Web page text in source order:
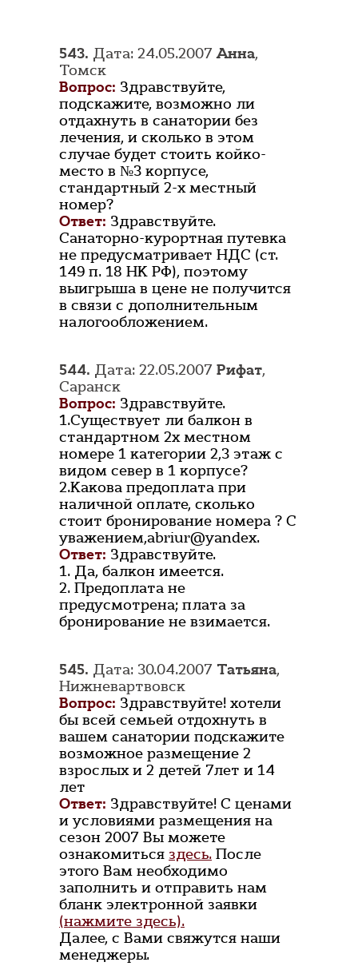
543. Дата: 24.05.2007Анна,
Томск
Вопрос: Здравствуйте,
подскажите, возможно ли
отдахнуть в санатории без
лечения, и сколько в этом
случае будет стоить койко-
место в №3 корпусе,
стандартный 2-х местный
номер?
Ответ: Здравствуйте.
Санаторно-курортная путевка
не предусматривает НДС (ст.
149 п. 18 НК РФ), поэтому
выигрыша в цене не получится
в связи с дополнительным
налогообложением.
544. Дата: 22.05.2007 Рифат,
Саранск
Вопрос: Здравствуйте.
1.Существует ли балкон в
стандартном 2х местном
номере 1 категории 2,3 этаж с
видом север в 1 корпусе?
2.Какова предоплата при
наличной оплате, сколько
стоит бронирование номера ? С
уважением,abriur@yandex.
Ответ: Здравствуйте.
1. Да, балкон имеется.
2. Предоплата не
предусмотрена; плата за
бронирование не взимается.
545. Дата: 30.04.2007 Татьяна,
Нижневартвовск
Вопрос: Здравствуйте! хотели
бы всей семьей отдохнуть в
вашем санатории подскажите
возможное размещение 2
взрослых и 2 детей 7лет и 14
лет
Ответ: Здравствуйте! С ценами
и условиями размещения на
сезон 2007 Вы можете
ознакомиться здесь. После
этого Вам необходимо
заполнить и отправить нам
бланк электронной заявки
(нажмите здесь).
Далее, с Вами свяжутся наши
менеджеры.